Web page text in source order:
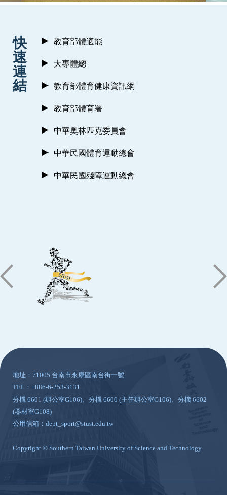
快
速
連
結
教育部體適能
大專體總
教育部體育健康資訊網
教育部體育署
中華奧林匹克委員會
中華民國體育運動總會
中華民國殘障運動總會
地址：71005 台南市永康區南台街一號
TEL：+886-6-253-3131
分機 6601 (辦公室G106)、分機 6600 (主任辦公室G106)、分機 6602
(器材室G108)
公用信箱：dept_sport@stust.edu.tw
Copyright © Southern Taiwan University of Science and Technology